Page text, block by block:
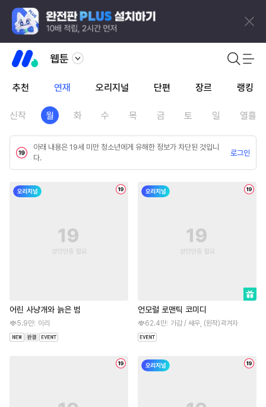
웹툰
추천 연재 오리지널 단편 장르 랭킹
신작 월 화 수 목 금 토 일 열흘
아래 내용은 19세 미만 청소년에게 유해한 정보가 차단된 것입니
다.
로그인
어린 사냥개와 늙은 범
5.9만 이리
언모럴 로맨틱 코미디
62.4만 가감 / 쌔우, (원작)곽겨자